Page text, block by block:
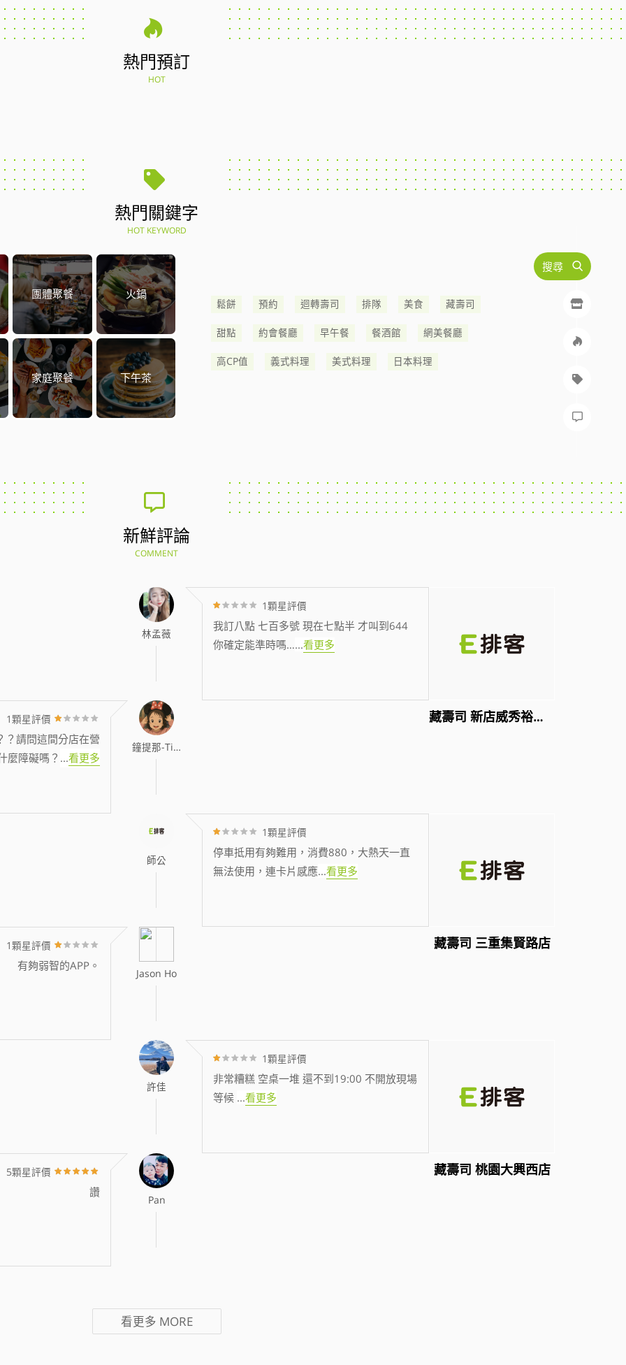
搜尋
熱門預訂
HOT
熱門關鍵字
HOT KEYWORD
團體聚餐 火鍋
家庭聚餐 下午茶
鬆餅 預約 迴轉壽司 排隊 美食 藏壽司
甜點 約會餐廳 早午餐 餐酒館 網美餐廳
高CP值 義式料理 美式料理 日本料理
新鮮評論
COMMENT
林孟薇
1顆星評價
我訂八點 七百多號 現在七點半 才叫到644
你確定能準時嗎…...看更多
藏壽司 新店威秀裕隆店
鐘提那-Tina
1顆星評價
？請問這間分店在營
麼障礙嗎？ ...看更多
師公
1顆星評價
停車抵用有夠難用，消費880，大熱天一直
無法使用，連卡片感應...看更多
藏壽司 三重集賢路店
Jason Ho
1顆星評價
有夠弱智的APP。
許佳
1顆星評價
非常糟糕 空桌一堆 還不到19:00 不開放現場
等候 ...看更多
藏壽司 桃園大興西店
Pan
5顆星評價
讚
看更多 MORE